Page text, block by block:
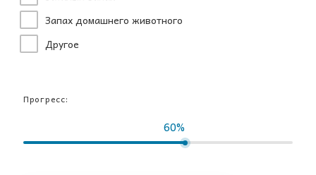
Запах домашнего животного
Другое
Прогресс:
60%